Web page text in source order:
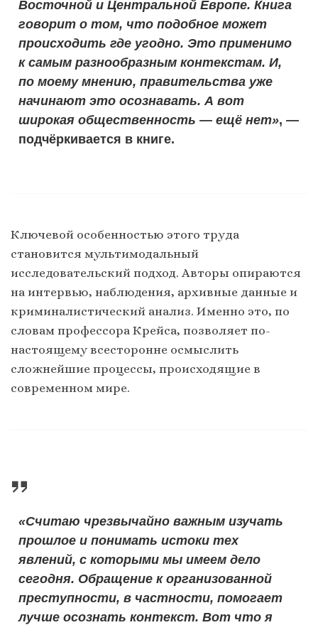
Восточной и Центральной Европе. Книга
говорит о том, что подобное может
происходить где угодно. Это применимо
к самым разнообразным контекстам. И,
по моему мнению, правительства уже
начинают это осознавать. А вот
широкая общественность — ещё нет», —
подчёркивается в книге.
Ключевой особенностью этого труда
становится мультимодальный
исследовательский подход. Авторы опираются
на интервью, наблюдения, архивные данные и
криминалистический анализ. Именно это, по
словам профессора Крейса, позволяет по-
настоящему всесторонне осмыслить
сложнейшие процессы, происходящие в
современном мире.
«Считаю чрезвычайно важным изучать
прошлое и понимать истоки тех
явлений, с которыми мы имеем дело
сегодня. Обращение к организованной
преступности, в частности, помогает
лучше осознать контекст. Вот что я